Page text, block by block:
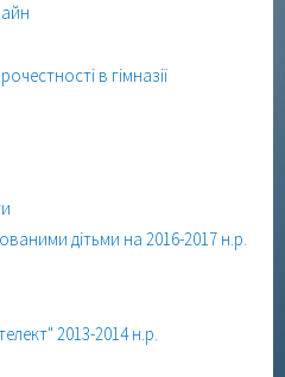
в гімназії
дітьми на 2016-2017 н.р.
2013-2014 н.р.